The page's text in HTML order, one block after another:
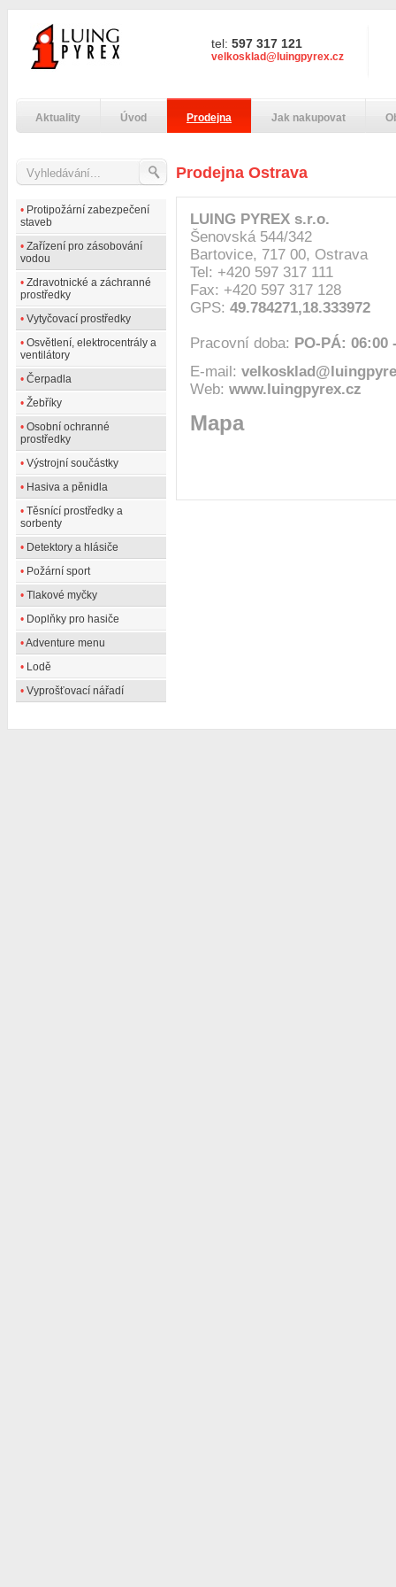
tel: 597 317 121
velkosklad@luingpyrex.cz
Aktuality Úvod Prodejna Jak nakupovat
• Protipožární zabezpečení
staveb
• Zařízení pro zásobování
vodou
• Zdravotnické a záchranné
prostředky
• Vytyčovací prostředky
• Osvětlení, elektrocentrály a
ventilátory
• Čerpadla
• Žebříky
• Osobní ochranné
prostředky
• Výstrojní součástky
• Hasiva a pěnidla
• Těsnící prostředky a
sorbenty
• Detektory a hlásiče
• Požární sport
• Tlakové myčky
• Doplňky pro hasiče
•Adventure menu
• Lodě
• Vyprošťovací nářadí
Prodejna Ostrava
LUING PYREX s.r.o.
Šenovská 544/342
Bartovice, 717 00, Ostrava
Tel: +420 597 317 111
Fax: +420 597 317 128
GPS: 49.784271,18.333972
Pracovní doba: PO-PÁ: 06:00
E-mail:
Web: www.luingpyrex.cz
Mapa